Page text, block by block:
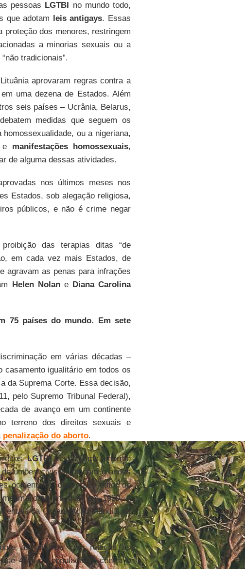
pessoas LGTBI no mundo todo,
que adotam leis antigays. Essas
proteção dos menores, restringem
a minorias sexuais ou a
tradicionais”.
aprovaram regras contra a
uma dezena de Estados. Além
seis países – Ucrânia, Belarus,
medidas que seguem os
ou a nigeriana,
e manifestações homossexuais,
de alguma dessas atividades.
nos últimos meses nos
Estados, sob alegação religiosa,
públicos, e não é crime negar
das terapias ditas “de
em cada vez mais Estados, de
agravam as penas para infrações
Helen Nolane Diana Carolina
75 países do mundo. Em sete
em várias décadas –
casamento igualitário em todos os
da Suprema Corte. Essa decisão,
pelo Supremo Tribunal Federal),
de avanço em um continente
terreno dos direitos sexuais e
penalização do aborto.
LGTBIrevela uma enorme
uniões civis significam grandes
ocidentais”, observa o autor do
data em que, em 1990, a
da Organização Mundial da
as atitudes com relação às
45% da população é contra o